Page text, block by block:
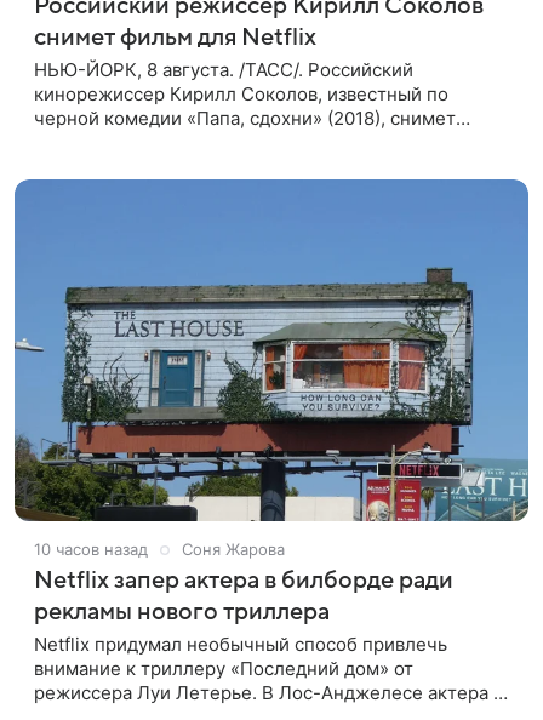
Российский режиссер Кирилл Соколов
снимет фильм для Netflix
НЬЮ-ЙОРК, 8 августа. /ТАСС/. Российский
кинорежиссер Кирилл Соколов, известный по
черной комедии «Папа, сдохни» (2018), снимет
10 часов назад Соня Жарова
Netflix запер актера в билборде ради
рекламы нового триллера
Netflix придумал необычный способ привлечь
внимание к триллеру «Последний дом» от
режиссера Луи Летерье. В Лос-Анджелесе актера на